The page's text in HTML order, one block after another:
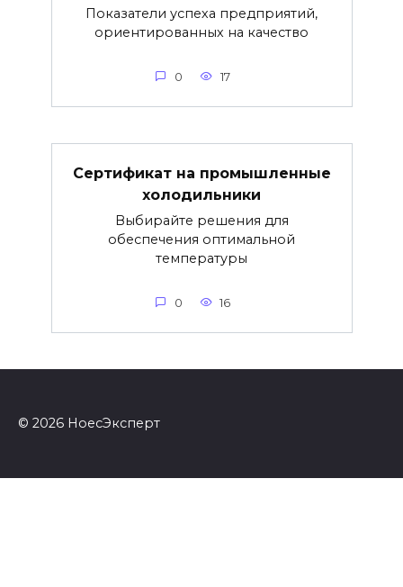
Показатели успеха предприятий,
ориентированных на качество
0 17
Сертификат на промышленные
холодильники
Выбирайте решения для
обеспечения оптимальной
температуры
0 16
© 2026 НоесЭксперт